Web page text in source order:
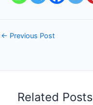
← Previous Post
Related Posts